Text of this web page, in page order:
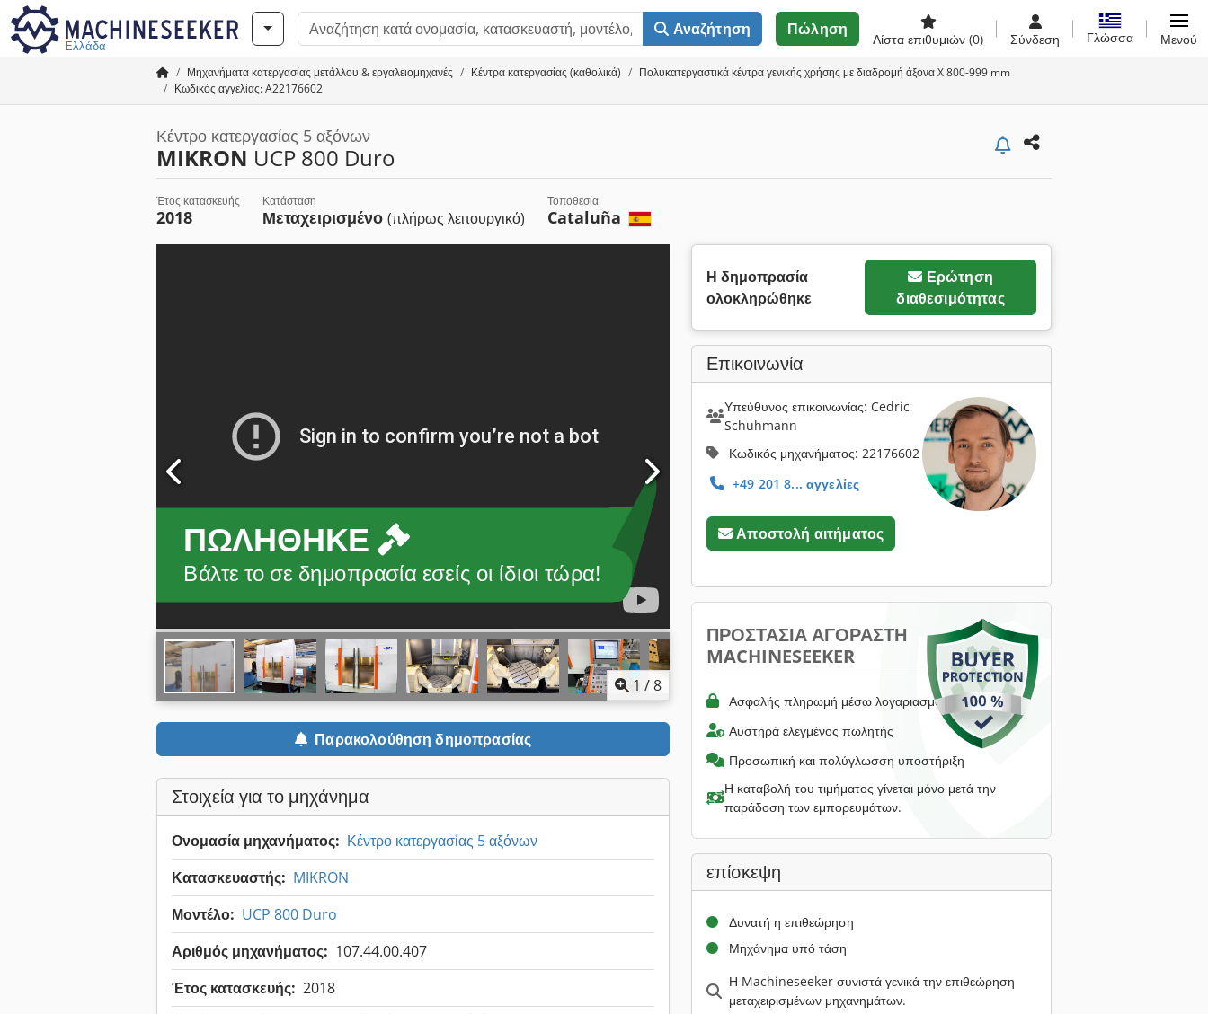
Ελλάδα
Αναζήτηση Πώληση
Λίστα επιθυμιών (0) Σύνδεση Γλώσσα Μενού
Μηχανήματα κατεργασίας μετάλλου & εργαλειομηχανές Κέντρα κατεργασίας (καθολικά)
Πολυκατεργαστικά κέντρα γενικής χρήσης με διαδρομή άξονα X 800-999 mm
Κωδικός αγγελίας: A22176602
Κέντρο κατεργασίας 5 αξόνων
MIKRON UCP 800 Duro
Έτος κατασκευής
2018
Κατάσταση
Μεταχειρισμένο (πλήρως λειτουργικό)
Τοποθεσία
Cataluña
ΠΩΛΉΘΗΚΕ
Βάλτε το σε δημοπρασία εσείς οι ίδιοι τώρα!
1 /8
Παρακολούθηση δημοπρασίας
Στοιχεία για το μηχάνημα
Ονομασία μηχανήματος: Κέντρο κατεργασίας 5 αξόνων
Κατασκευαστής: MIKRON
Μοντέλο: UCP 800 Duro
Αριθμός μηχανήματος: 107.44.00.407
Έτος κατασκευής: 2018
Η δημοπρασία
ολοκληρώθηκε
Ερώτηση
διαθεσιμότητας
Επικοινωνία
Υπεύθυνος επικοινωνίας: Cedric
Schuhmann
Κωδικός μηχανήματος: 22176602
+49 201 8... αγγελίες
Αποστολή αιτήματος
ΠΡΟΣΤΑΣΊΑ ΑΓΟΡΑΣΤΉ
MACHINESEEKER
Ασφαλής πληρωμή μέσω λογαριασμού μεσεγγύησης
Αυστηρά ελεγμένος πωλητής
Προσωπική και πολύγλωσση υποστήριξη
Η καταβολή του τιμήματος γίνεται μόνο μετά την
παράδοση των εμπορευμάτων.
επίσκεψη
Δυνατή η επιθεώρηση
Μηχάνημα υπό τάση
Η Machineseeker συνιστά γενικά την επιθεώρηση
μεταχειρισμένων μηχανημάτων.